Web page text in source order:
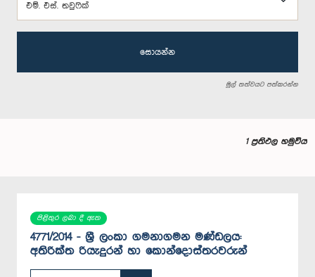
එම්. එස්. තවුෆික්
සොයන්න
මුල් තත්වයට පත්කරන්න
1 ප්‍රතිඵල හමුවිය
පිළිතුර ලබා දී ඇත
4771/2014 - ශ්‍රී ලංකා ගමනාගමන මණ්ඩලය:
අතිරික්ත රියැදුරන් හා කොන්දොස්තරවරුන්